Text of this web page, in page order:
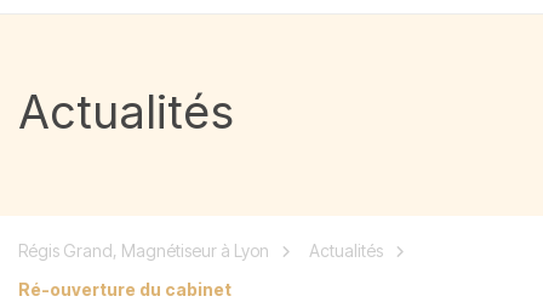
Actualités
Régis Grand, Magnétiseur à Lyon
Actualités
Ré-ouverture du cabinet